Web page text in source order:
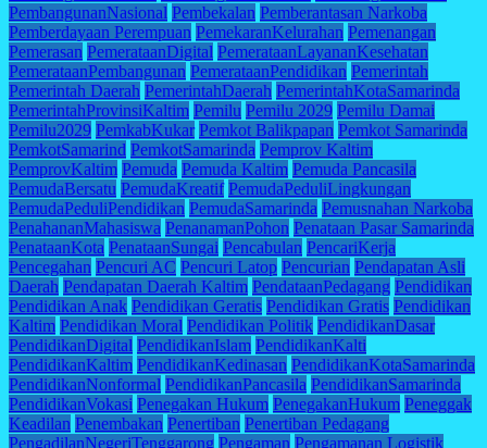
PembangunanNasional Pembekalan Pemberantasan Narkoba
Pemberdayaan Perempuan PemekaranKelurahan Pemenangan
Pemerasan PemerataanDigital PemerataanLayananKesehatan
PemerataanPembangunan PemerataanPendidikan Pemerintah
Pemerintah Daerah PemerintahDaerah PemerintahKotaSamarinda
PemerintahProvinsiKaltim Pemilu Pemilu 2029 Pemilu Damai
Pemilu2029 PemkabKukar Pemkot Balikpapan Pemkot Samarinda
PemkotSamarind PemkotSamarinda Pemprov Kaltim
PemprovKaltim Pemuda Pemuda Kaltim Pemuda Pancasila
PemudaBersatu PemudaKreatif PemudaPeduliLingkungan
PemudaPeduliPendidikan PemudaSamarinda Pemusnahan Narkoba
PenahananMahasiswa PenanamanPohon Penataan Pasar Samarinda
PenataanKota PenataanSungai Pencabulan PencariKerja
Pencegahan Pencuri AC Pencuri Latop Pencurian Pendapatan Asli
Daerah Pendapatan Daerah Kaltim PendataanPedagang Pendidikan
Pendidikan Anak Pendidikan Geratis Pendidikan Gratis Pendidikan
Kaltim Pendidikan Moral Pendidikan Politik PendidikanDasar
PendidikanDigital PendidikanIslam PendidikanKalti
PendidikanKaltim PendidikanKedinasan PendidikanKotaSamarinda
PendidikanNonformal PendidikanPancasila PendidikanSamarinda
PendidikanVokasi Penegakan Hukum PenegakanHukum Peneggak
Keadilan Penembakan Penertiban Penertiban Pedagang
PengadilanNegeriTenggarong Pengaman Pengamanan Logistik